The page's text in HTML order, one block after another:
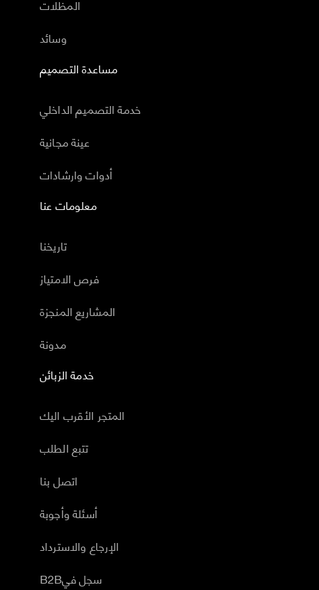
المظلات
وسائد
مساعدة التصميم
خدمة التصميم الداخلي
عينة مجانية
أدوات وارشادات
معلومات عنا
تاريخنا
فرص الامتياز
المشاريع المنجزة
مدونة
خدمة الزبائن
المتجر الأقرب اليك
تتبع الطلب
اتصل بنا
أسئلة وأجوبة
الإرجاع والاسترداد
B2Bسجل في